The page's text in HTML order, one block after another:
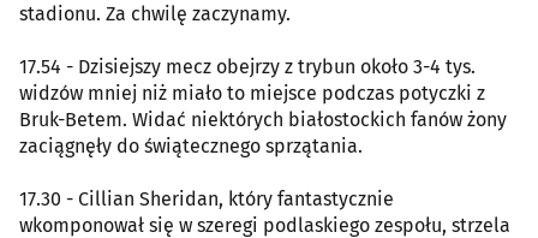
stadionu. Za chwilę zaczynamy.
17.54 - Dzisiejszy mecz obejrzy z trybun około 3-4 tys.
widzów mniej niż miało to miejsce podczas potyczki z
Bruk-Betem. Widać niektórych białostockich fanów żony
zaciągnęły do świątecznego sprzątania.
17.30 - Cillian Sheridan, który fantastycznie
wkomponował się w szeregi podlaskiego zespołu, strzela